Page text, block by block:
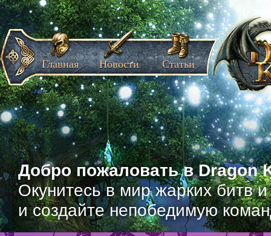
Добро пожаловать в Dragon
Окунитесь в мир жарких битв
и создайте непобедимую
Главная Новости Статьи